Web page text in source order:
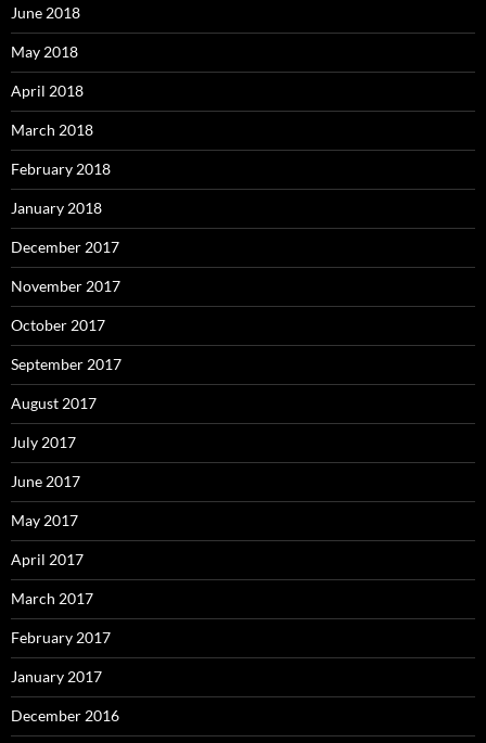
June 2018
May 2018
April 2018
March 2018
February 2018
January 2018
December 2017
November 2017
October 2017
September 2017
August 2017
July 2017
June 2017
May 2017
April 2017
March 2017
February 2017
January 2017
December 2016